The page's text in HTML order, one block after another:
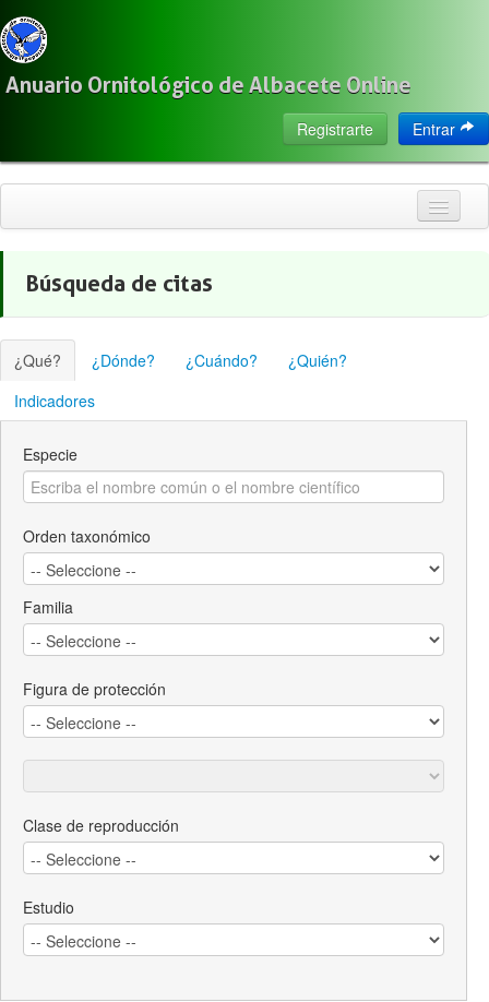
Anuario Ornitológico de Albacete Online
Entrar
Registrarte
Citas
Localización
Observadores
Acerca de
Búsqueda de citas
¿Qué? ¿Dónde? ¿Cuándo?
¿Quién?
Indicadores
Especie
Orden taxonómico
Familia
Figura de protección
Clase de reproducción
Estudio